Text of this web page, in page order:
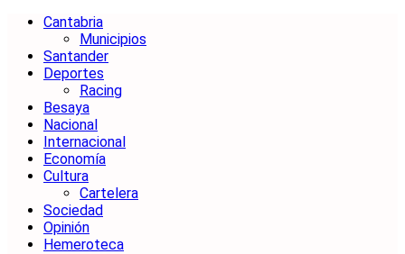
Cantabria
Municipios
Santander
Deportes
Racing
Besaya
Nacional
Internacional
Economía
Cultura
Cartelera
Sociedad
Opinión
Hemeroteca